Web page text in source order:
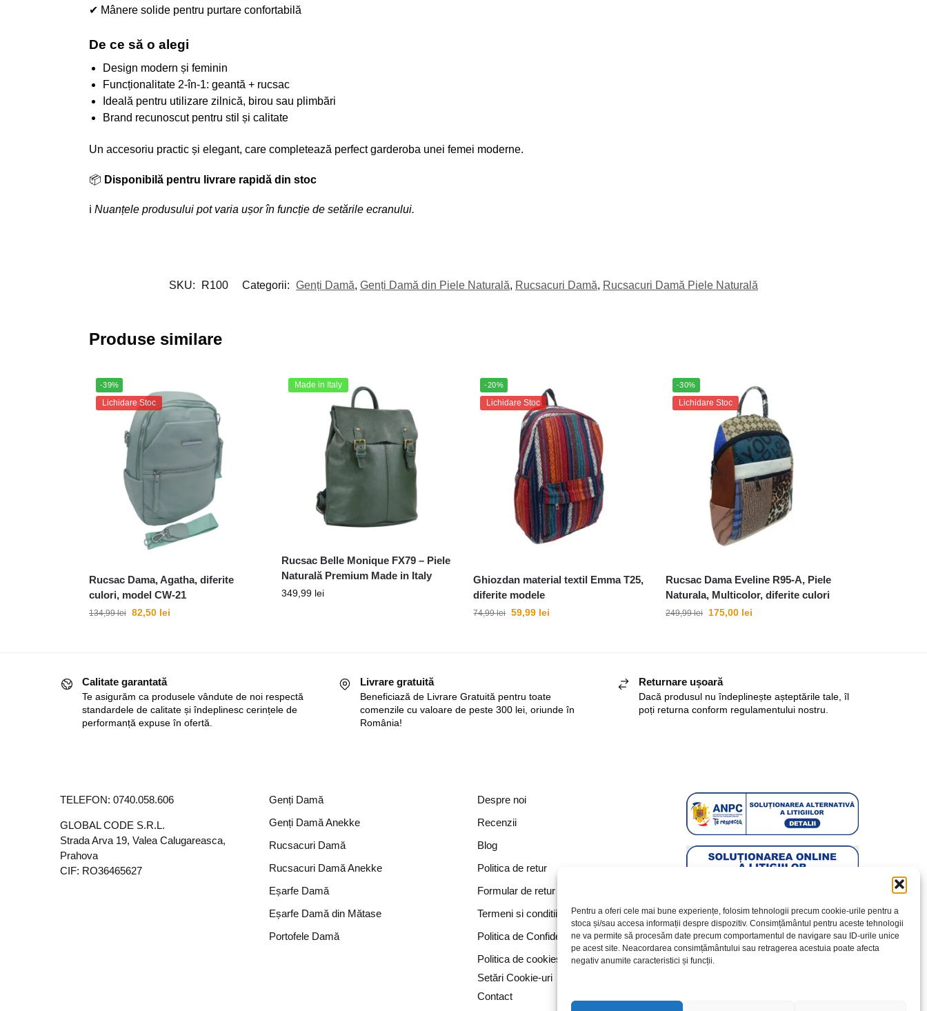
Pentru a oferi cele mai bune experiențe, folosim tehnologii precum cookie-urile pentru a
stoca și/sau accesa informații despre dispozitiv. Consimțământul pentru aceste tehnologii
ne va permite să procesăm date precum comportamentul de navigare sau ID-urile unice
pe acest site. Neacordarea consimțământului sau retragerea acestuia poate afecta
negativ anumite caracteristici și funcții.
✔ Mânere solide pentru purtare confortabilă
De ce să o alegi
Design modern și feminin
Funcționalitate 2-în-1: geantă + rucsac
Ideală pentru utilizare zilnică, birou sau plimbări
Brand recunoscut pentru stil și calitate
Un accesoriu practic și elegant, care completează perfect garderoba unei femei moderne.
📦 Disponibilă pentru livrare rapidă din stoc
ℹ️ Nuanțele produsului pot varia ușor în funcție de setările ecranului.
SKU: R100 Categorii: Genți Damă, Genți Damă din Piele Naturală, Rucsacuri Damă, Rucsacuri Damă Piele Naturală
Produse similare
-39%
Lichidare Stoc
Rucsac Dama, Agatha, diferite
culori, model CW-21
134,99lei 82,50 lei
Made in Italy
Rucsac Belle Monique FX79 – Piele
Naturală Premium Made in Italy
349,99 lei
-20%
Lichidare Stoc
Ghiozdan material textil Emma T25,
diferite modele
74,99lei 59,99 lei
-30%
Lichidare Stoc
Rucsac Dama Eveline R95-A, Piele
Naturala, Multicolor, diferite culori
249,99lei 175,00 lei
Calitate garantată
Te asigurăm ca produsele vândute de noi respectă
standardele de calitate și îndeplinesc cerințele de
performanță expuse în ofertă.
Livrare gratuită
Beneficiază de Livrare Gratuită pentru toate
comenzile cu valoare de peste 300 lei, oriunde în
România!
Returnare ușoară
Dacă produsul nu îndeplinește așteptările tale, îl
poți returna conform regulamentului nostru.
TELEFON: 0740.058.606
GLOBAL CODE S.R.L.
Strada Arva 19, Valea Calugareasca,
Prahova
CIF: RO36465627
Genți Damă
Genți Damă Anekke
Rucsacuri Damă
Rucsacuri Damă Anekke
Eșarfe Damă
Eșarfe Damă din Mătase
Portofele Damă
Despre noi
Recenzii
Blog
Politica de retur
Formular de retur
Termeni si conditii
Politica de Confidențialitate
Politica de cookies
Setări Cookie-uri
Contact